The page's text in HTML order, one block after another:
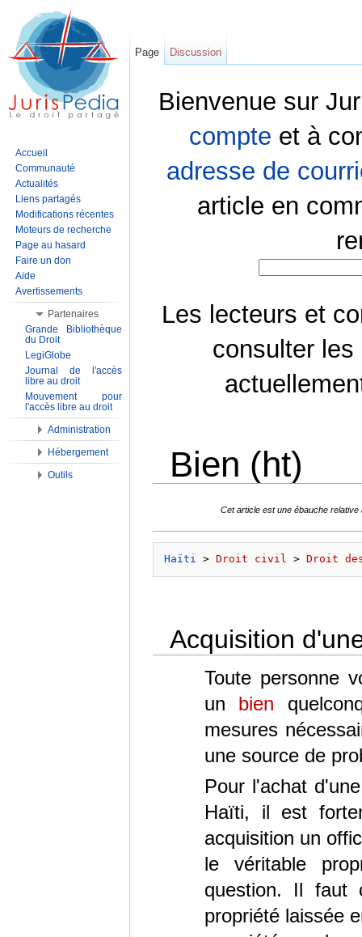
Bienvenue sur
compte et à
adresse de
article en
Les lecteurs et
consulter les
Bien (ht)
Cet article est une ébauche
Haïti > Droit civil > Droit
Acquisition
Toute personne
un bien
mesures
une source de
Pour l'achat
Haïti, il est
acquisition un
le véritable
question. Il faut
propriété laissée
Page Discussion
Accueil
Communauté
Actualités
Liens partagés
Modifications récentes
Moteurs de recherche
Page au hasard
Faire un don
Aide
Avertissements
Partenaires
Grande Bibliothèque
du Droit
LegiGlobe
Journal de l'accès
libre au droit
Mouvement pour
l'accès libre au droit
Administration
Hébergement
Outils